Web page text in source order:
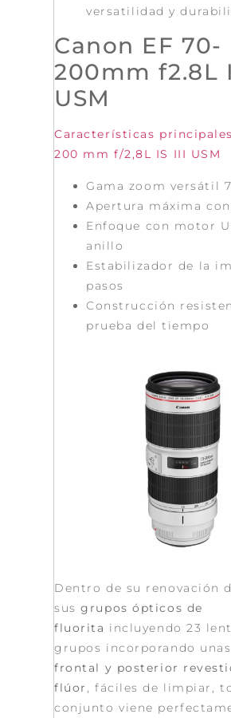
versatilidad y
Canon EF 70-
200mm f2.8L
USM
Características
200 mm f/2,8L IS III USM
Gama zoom versátil
Apertura máxima
Enfoque con motor
anillo
Estabilizador de la
pasos
Construcción
prueba del tiempo
Dentro de su renovación
susgrupos ópticos de
fluorita incluyendo 23
grupos incorporando unas
frontal y posterior
flúor , fáciles de limpiar,
conjunto viene